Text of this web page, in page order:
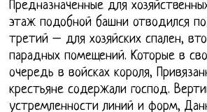
Предназначенные для
этаж подобной башни отводился
третий – для хозяйских спален,
парадных помещений. Которые в
очередь в войсках короля,
крестьяне содержали господ.
устремленности линий и форм,